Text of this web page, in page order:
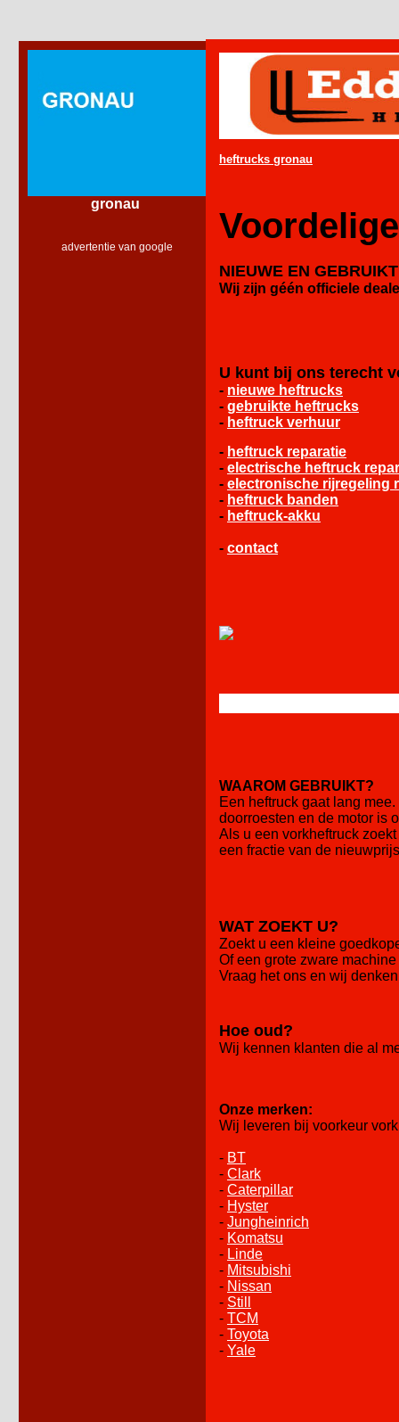
gronau
advertentie van google
heftrucks gronau
NIEUWE EN
Wij zijn géén officiele
U kunt bij ons terecht
- nieuwe heftrucks
- gebruikte heftrucks
- heftruck verhuur
- heftruck reparatie
- electrische heftruck
- electronische rijregeling
- heftruck banden
- heftruck-akku
- contact
WAAROM GEBRUIKT?
Een heftruck gaat lang
doorroesten en de motor is
Als u een vorkheftruck
een fractie van de
WAT ZOEKT U?
Zoekt u een kleine
Of een grote zware
Vraag het ons en wij
Hoe oud?
Wij kennen klanten die al
Onze merken:
Wij leveren bij voorkeur
- BT
- Clark
- Caterpillar
- Hyster
- Jungheinrich
- Komatsu
- Linde
- Mitsubishi
- Nissan
- Still
- TCM
- Toyota
- Yale